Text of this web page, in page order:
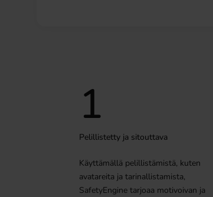
1
Pelillistetty ja sitouttava
Käyttämällä pelillistämistä, kuten
avatareita ja tarinallistamista,
SafetyEngine tarjoaa motivoivan ja